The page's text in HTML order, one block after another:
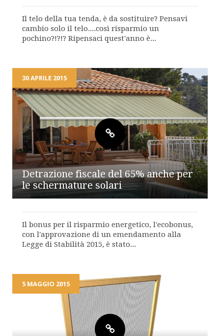
Il telo della tua tenda, è da sostituire? Pensavi
cambio solo il telo....così risparmio un
pochino?!?!? Ripensaci quest'anno è...
30 APRILE 2015
Detrazione fiscale del 65% anche per
le schermature solari
Il bonus per il risparmio energetico, l'ecobonus,
con l'approvazione di un emendamento alla
Legge di Stabilità 2015, è stato...
5 MAGGIO 2015